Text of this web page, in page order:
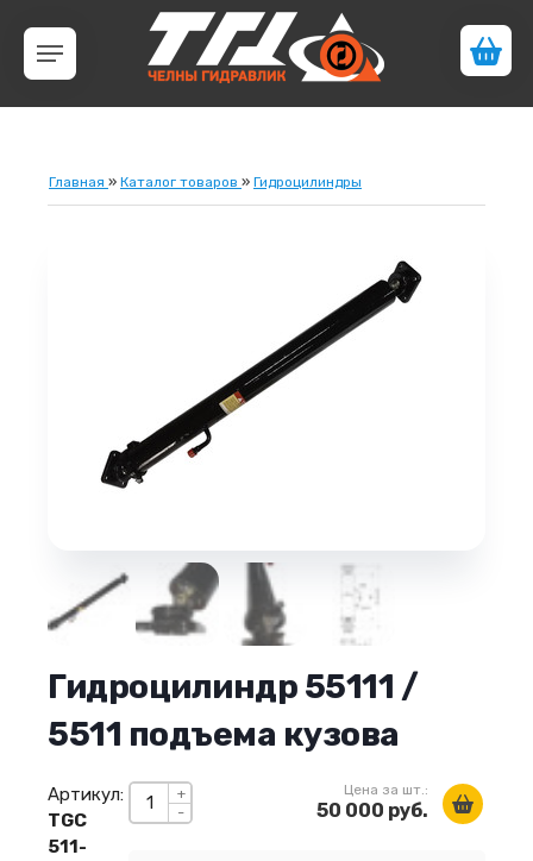
Главная » Каталог товаров » Гидроцилиндры
Гидроцилиндр 55111 /
5511 подъема кузова
+
-
Цена за шт.:
50 000 руб.
Артикул:
TGC
511-